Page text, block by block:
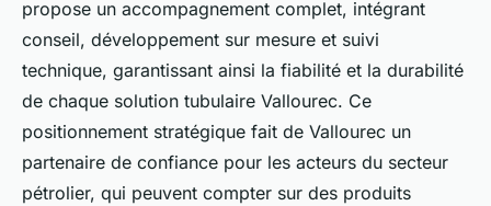
propose un accompagnement complet, intégrant
conseil, développement sur mesure et suivi
technique, garantissant ainsi la fiabilité et la durabilité
de chaque solution tubulaire Vallourec. Ce
positionnement stratégique fait de Vallourec un
partenaire de confiance pour les acteurs du secteur
pétrolier, qui peuvent compter sur des produits